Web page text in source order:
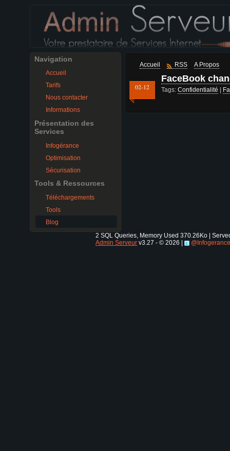
Navigation
Accueil
Tarifs
Nous contacter
Informations
Présentation des
Services
Infogérance
Optimisation
Sécurisation
Tools & Ressources
Téléchargements
Tools
Blog
Accueil RSS A Propos
02-12
FaceBook
Tags: Confidentialité |
2 SQL Queries, Memory Used 370.26Ko |
Admin Serveur v3.27 - © 2026 |